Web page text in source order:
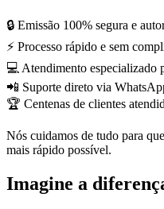
🔒 Emissão 100% segura e
⚡ Processo rápido e sem
💻 Atendimento especializado
📲 Suporte direto via
🏆 Centenas de clientes
Nós cuidamos de tudo para
mais rápido possível.
Imagine a